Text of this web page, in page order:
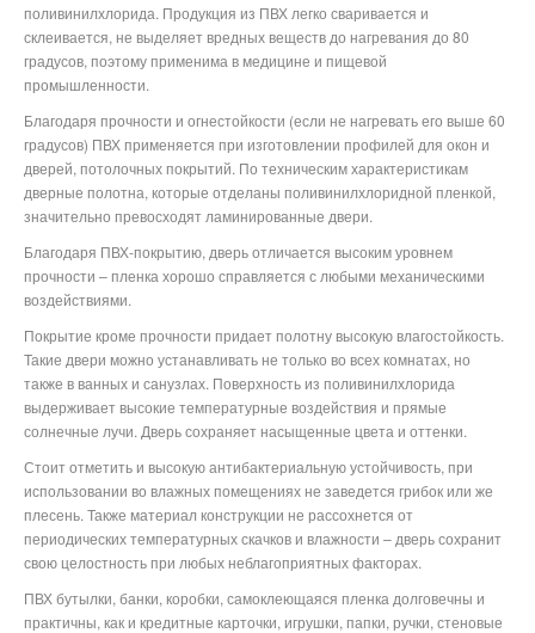
поливинилхлорида. Продукция из ПВХ легко сваривается и
склеивается, не выделяет вредных веществ до нагревания до 80
градусов, поэтому применима в медицине и пищевой
промышленности.
Благодаря прочности и огнестойкости (если не нагревать его выше 60
градусов) ПВХ применяется при изготовлении профилей для окон и
дверей, потолочных покрытий. По техническим характеристикам
дверные полотна, которые отделаны поливинилхлоридной пленкой,
значительно превосходят ламинированные двери.
Благодаря ПВХ-покрытию, дверь отличается высоким уровнем
прочности – пленка хорошо справляется с любыми механическими
воздействиями.
Покрытие кроме прочности придает полотну высокую влагостойкость.
Такие двери можно устанавливать не только во всех комнатах, но
также в ванных и санузлах. Поверхность из поливинилхлорида
выдерживает высокие температурные воздействия и прямые
солнечные лучи. Дверь сохраняет насыщенные цвета и оттенки.
Стоит отметить и высокую антибактериальную устойчивость, при
использовании во влажных помещениях не заведется грибок или же
плесень. Также материал конструкции не рассохнется от
периодических температурных скачков и влажности – дверь сохранит
свою целостность при любых неблагоприятных факторах.
ПВХ бутылки, банки, коробки, самоклеющаяся пленка долговечны и
практичны, как и кредитные карточки, игрушки, папки, ручки, стеновые